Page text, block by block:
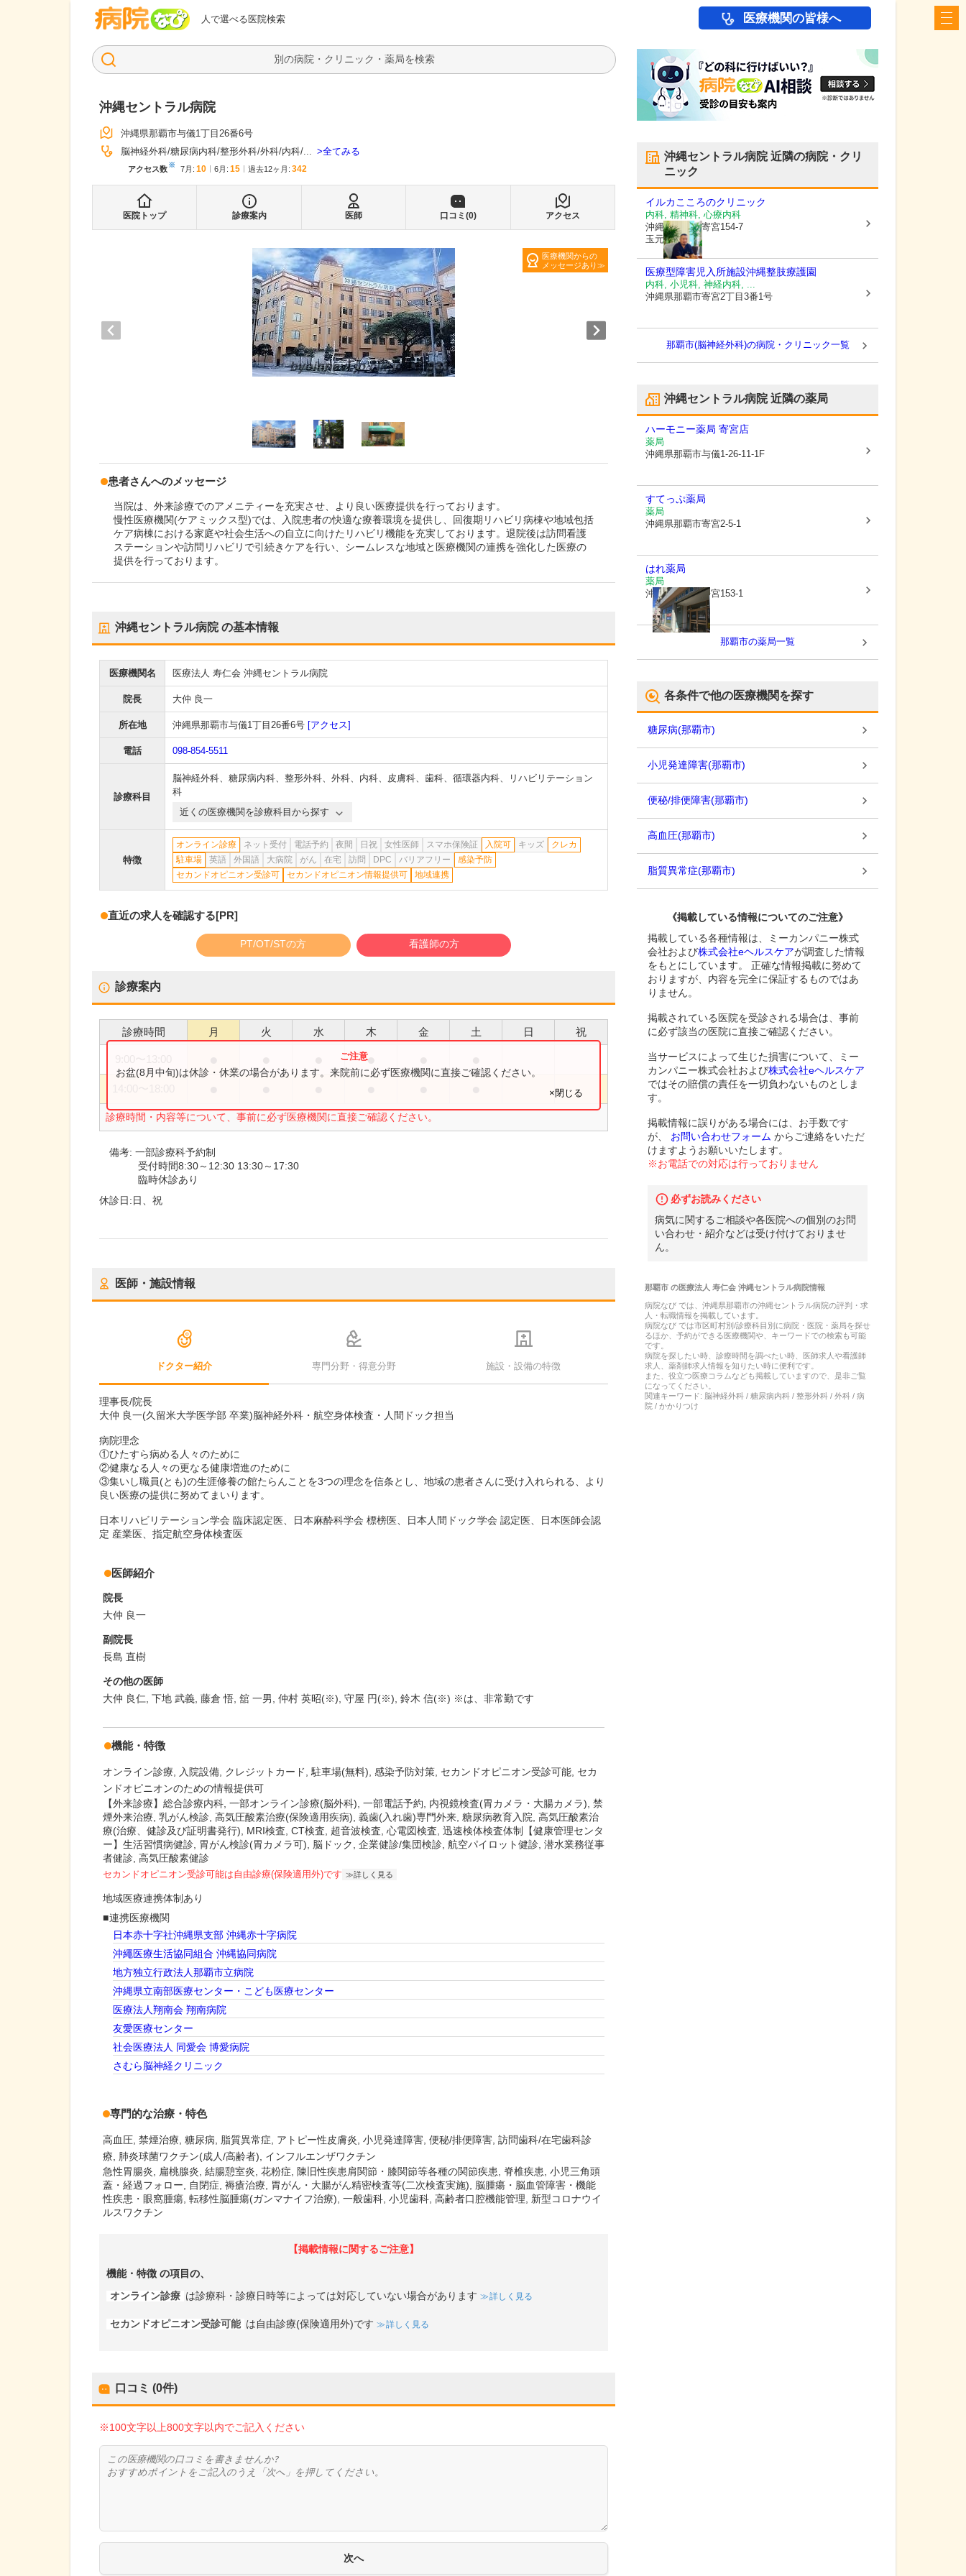
人で選べる医院検索
病院なび 医療機関の皆様へ
検索
沖縄セントラル病院
沖縄県那覇市与儀1丁目26番6号
脳神経外科 糖尿病内科 整形外科 外科 内科 ... 全てみる
アクセス数※ 7月 : 10 6月 : 15 過去12ヶ月: 342
医院トップ 診療案内 医師 口コミ(0) アクセス
医療機関からの
メッセージあり
患者さんへのメッセージ
当院は、外来診療でのアメニティーを充実させ、より良い医療提供を行っております。
慢性医療機関(ケアミックス型)では、入院患者の快適な療養環境を提供し、回復期リハビリ病棟や地域包括
ケア病棟における家庭や社会生活への自立に向けたリハビリ機能を充実しております。退院後は訪問看護
ステーションや訪問リハビリで引続きケアを行い、シームレスな地域と医療機関の連携を強化した医療の
提供を行っております。
沖縄セントラル病院の基本情報
医療機関名 医療法人 寿仁会 沖縄セントラル病院
院長 大仲 良一
所在地 沖縄県那覇市与儀1丁目26番6号 [アクセス]
電話 098-854-5511
診療科目
脳神経外科、 糖尿病内科、 整形外科、 外科、 内科、 皮膚科、 歯科、 循環器内科、
リハビリテーション
科
近くの医療機関を診療科目から探す
特徴
オンライン診療 ネット受付 電話予約 夜間 日祝 女性医師 スマホ保険証 入院可 キッズ
クレカ
駐車場
英語 外国語 大病院 がん 在宅 訪問 DPC バリアフリー
感染予防
セカンドオピニオン受診可
セカンドオピニオン情報提供可 地域連携
直近の求人を確認する[PR]
PT/OT/STの方 看護師の方
診療案内
診療時間 月 火 水 木 金 土 日 祝
●
診療時間・内容等について、事前に必ず医療機関に直接ご確認ください。
お盆(8月中旬)は休診・休業の場合があります。来院前に必ず医療機関に直接ご確認ください。
×閉じる
備考:一部診療科予約制
受付時間8:30～12:30 13:30～17:30
臨時休診あり
休診日:日、祝
医師・施設情報
ドクター紹介 専門分野・得意分野 施設・設備の特徴
理事長/院長
大仲 良一(久留米大学医学部 卒業)脳神経外科・航空身体検査・人間ドック担当
病院理念
①ひたすら病める人々のために
②健康なる人々の更なる健康増進のために
③集いし職員(とも)の生涯修養の館たらんことを3つの理念を信条とし、地域の患者さんに受け入れられる、より
良い医療の提供に努めてまいります。
日本リハビリテーション学会 臨床認定医、日本麻酔科学会 標榜医、日本人間ドック学会 認定医、日本医師会認
定 産業医、指定航空身体検査医
医師紹介
院長
大仲 良一
副院長
長島 直樹
その他の医師
大仲 良仁, 下地 武義, 藤倉 悟, 舘 一男, 仲村 英昭(※), 守屋 円(※), 鈴木 信(※) ※は、非常勤です
機能・特徴
オンライン診療 入院設備 クレジットカード 駐車場(無料) 感染予防対策 セカンドオピニオン受診可能 セカ
ンドオピニオンのための情報提供可
【外来診療】総合診療内科, 一部オンライン診療(脳外科), 一部電話予約, 内視鏡検査(胃カメラ・大腸カメラ), 禁
煙外来治療, 乳がん検診, 高気圧酸素治療(保険適用疾病), 義歯(入れ歯)専門外来, 糖尿病教育入院, 高気圧酸素治
療(治療、健診及び証明書発行), MRI検査, CT検査, 超音波検査, 心電図検査, 迅速検体検査体制【健康管理センタ
ー】生活習慣病健診, 胃がん検診(胃カメラ可), 脳ドック, 企業健診/集団検診, 航空パイロット健診, 潜水業務従事
者健診, 高気圧酸素健診
セカンドオピニオン受診可能は自由診療(保険適用外)です 詳しく見る
地域医療連携体制あり
連携医療機関
日本赤十字社沖縄県支部 沖縄赤十字病院
沖繩医療生活協同組合 沖縄協同病院
地方独立行政法人那覇市立病院
沖縄県立南部医療センター・こども医療センター
医療法人翔南会 翔南病院
友愛医療センター
社会医療法人 同愛会 博愛病院
さむら脳神経クリニック
専門的な治療・特色
高血圧 禁煙治療 糖尿病 脂質異常症 アトピー性皮膚炎 小児発達障害 便秘/排便障害 訪問歯科/在宅歯科診
療
肺炎球菌ワクチン(成人/高齢者)
インフルエンザワクチン
急性胃腸炎, 扁桃腺炎, 結腸憩室炎, 花粉症, 陳旧性疾患肩関節・膝関節等各種の関節疾患, 脊椎疾患, 小児三角頭
蓋・経過フォロー, 自閉症, 褥瘡治療, 胃がん・大腸がん精密検査等(二次検査実施), 脳腫瘍・脳血管障害・機能
性疾患・眼窩腫瘍, 転移性脳腫瘍(ガンマナイフ治療), 一般歯科, 小児歯科, 高齢者口腔機能管理, 新型コロナウイ
ルスワクチン
【掲載情報に関するご注意】
機能・特徴 の項目の、
オンライン診療 は診療科・診療日時等によっては対応していない場合があります 詳しく見る
セカンドオピニオン受診可能 は自由診療(保険適用外)です 詳しく見る
口コミ (0件)
※100文字以上800文字以内でご記入ください
沖縄セントラル病院近隣の病院・クリ
ニック
イルカこころのクリニック
内科, 精神科, 心療内科
沖縄県那覇市寄宮154-7
玉元ビル202
医療型障害児入所施設沖縄整肢療護園
内科, 小児科, 神経内科, ...
沖縄県那覇市寄宮2丁目3番1号
那覇市(脳神経外科)の病院・クリニック一覧
沖縄セントラル病院近隣の薬局
ハーモニー薬局 寄宮店
薬局
沖縄県那覇市与儀1-26-11-1F
すてっぷ薬局
薬局
沖縄県那覇市寄宮2-5-1
はれ薬局
薬局
沖縄県那覇市寄宮153-1
那覇市の薬局一覧
各条件で他の医療機関を探す
糖尿病(那覇市)
小児発達障害(那覇市)
便秘/排便障害(那覇市)
高血圧(那覇市)
脂質異常症(那覇市)
《掲載している情報についてのご注意》
掲載している各種情報は、ミーカンパニー株式
会社および株式会社eヘルスケアが調査した情報
をもとにしています。 正確な情報掲載に努めて
おりますが、内容を完全に保証するものではあ
りません。
掲載されている医院を受診される場合は、事前
に必ず該当の医院に直接ご確認ください。
当サービスによって生じた損害について、ミー
カンパニー株式会社および株式会社eヘルスケア
ではその賠償の責任を一切負わないものとしま
す。
掲載情報に誤りがある場合には、お手数です
が、
お問い合わせフォーム からご連絡をいただ
けますようお願いいたします。
※お電話での対応は行っておりません
必ずお読みください
病気に関するご相談や各医院への個別のお問
い合わせ・紹介などは受け付けておりませ
ん。
那覇市の医療法人 寿仁会 沖縄セントラル病院情報
病院なび では、 沖縄県那覇市の沖縄セントラル病院の評判・求
人・転職情報を掲載しています。
病院なび では市区町村別/診療科目別に病院・医院・薬局を探せ
るほか、予約ができる医療機関や、キーワードでの検索も可能
です。
病院を探したい時、診療時間を調べたい時、医師求人や看護師
求人、薬剤師求人情報を知りたい時に便利です。
また、役立つ医療コラムなども掲載していますので、是非ご覧
になってください。
関連キーワード: 脳神経外科 / 糖尿病内科 / 整形外科 / 外科 / 病
院 / かかりつけ